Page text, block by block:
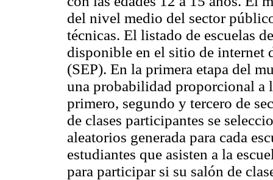
del nivel medio del sector
técnicas. El listado de escuelas
disponible en el sitio de internet
(SEP). En la primera etapa del
una probabilidad proporcional a
primero, segundo y tercero de
de clases participantes se
aleatorios generada para cada
estudiantes que asisten a la
para participar si su salón de